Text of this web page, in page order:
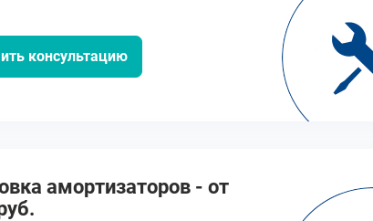
консультацию
амортизаторов - от